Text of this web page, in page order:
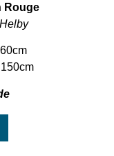
Rouge